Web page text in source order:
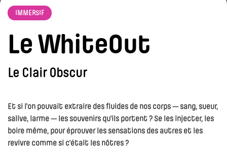
IMMERSIF
Le WhiteOut
Le Clair Obscur
Et si l'on pouvait extraire des fluides de nos corps — sang, sueur,
salive, larme — les souvenirs qu'ils portent ? Se les injecter, les
boire même, pour éprouver les sensations des autres et les
revivre comme si c'était les nôtres ?